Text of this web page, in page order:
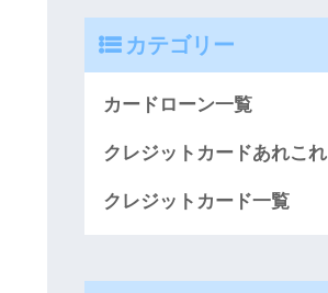
カテゴリー
カードローン一覧
クレジットカードあれこれ
クレジットカード一覧